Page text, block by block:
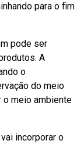
para o fim
pode ser
A
o
do meio
o meio ambiente
incorporar o